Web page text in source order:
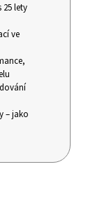
lety
ve
– jako